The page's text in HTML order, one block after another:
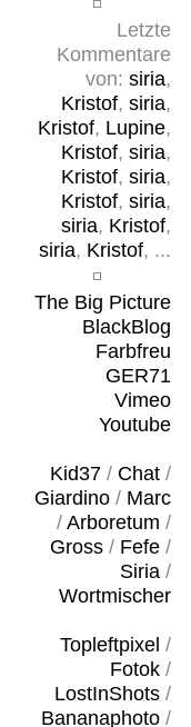
Letzte
Kommentare
von: siria,
Kristof, siria,
Kristof, Lupine,
Kristof, siria,
Kristof, siria,
Kristof, siria,
siria, Kristof,
siria, Kristof, ...
The Big Picture
BlackBlog
Farbfreu
GER71
Vimeo
Youtube
Kid37/ Chat/
Giardino/ Marc
/ Arboretum /
Gross/ Fefe/
Siria/
Wortmischer
Topleftpixel /
Fotok/
LostInShots/
Bananaphoto/